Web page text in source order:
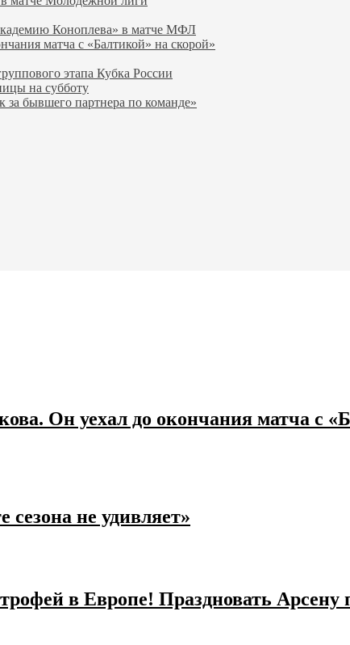
Коноплева» в матче МФЛ
матча с «Балтикой» на скорой»
этапа Кубка России
на субботу
бывшего партнера по команде»
Он уехал до окончания матча с
не удивляет»
в Европе! Праздновать Арсену